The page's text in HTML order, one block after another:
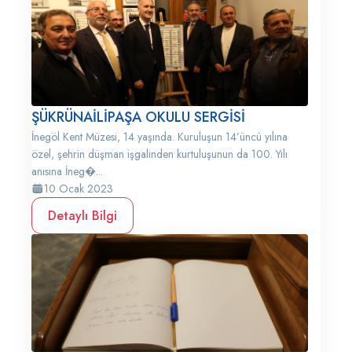
ŞÜKRÜNAİLİPAŞA OKULU SERGİSİ
İnegöl Kent Müzesi, 14 yaşında. Kuruluşun 14’üncü yılına
özel, şehrin düşman işgalinden kurtuluşunun da 100. Yılı
anısına İneg�...
10 Ocak 2023
Detaylı Bilgi